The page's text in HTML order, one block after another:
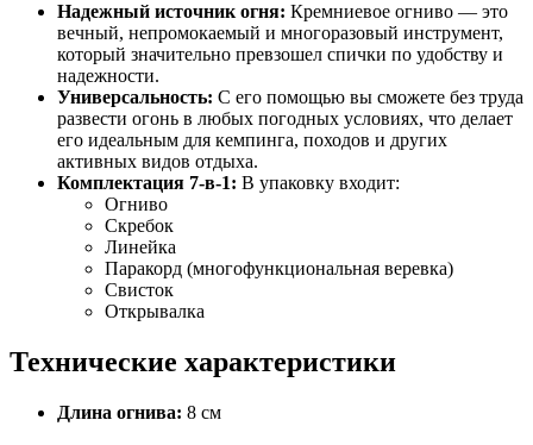
Надежный источник огня: Кремниевое огниво — это
вечный, непромокаемый и многоразовый инструмент,
который значительно превзошел спички по удобству и
надежности.
Универсальность: С его помощью вы сможете без труда
развести огонь в любых погодных условиях, что делает
его идеальным для кемпинга, походов и других
активных видов отдыха.
Комплектация 7-в-1: В упаковку входит:
Огниво
Скребок
Линейка
Паракорд (многофункциональная веревка)
Свисток
Открывалка
Технические характеристики
Длина огнива: 8 см